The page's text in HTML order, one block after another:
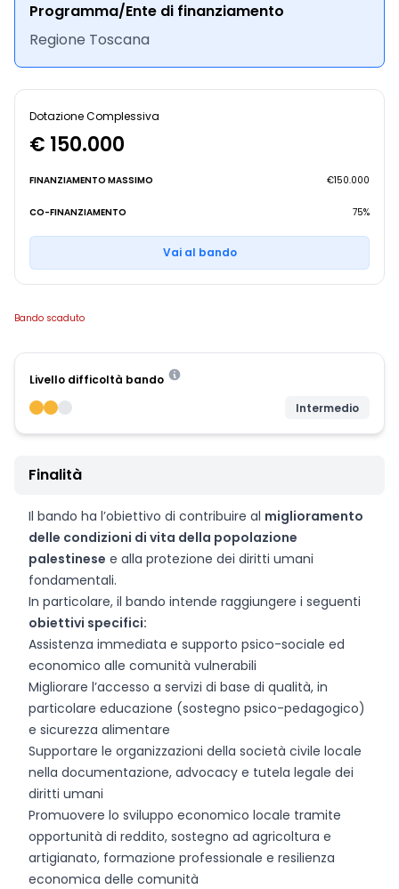
Programma/Ente di finanziamento
Regione Toscana
Dotazione Complessiva
€ 150.000
FINANZIAMENTO MASSIMO €150.000
CO-FINANZIAMENTO 75%
Vai al bando
Bando scaduto
Livello difficoltà bando
Intermedio
Finalità
Il bando ha l’obiettivo di contribuire al miglioramento
delle condizioni di vita della popolazione
palestinese e alla protezione dei diritti umani
fondamentali.
In particolare, il bando intende raggiungere i seguenti
obiettivi specifici:
Assistenza immediata e supporto psico-sociale ed
economico alle comunità vulnerabili
Migliorare l’accesso a servizi di base di qualità, in
particolare educazione (sostegno psico-pedagogico)
e sicurezza alimentare
Supportare le organizzazioni della società civile locale
nella documentazione, advocacy e tutela legale dei
diritti umani
Promuovere lo sviluppo economico locale tramite
opportunità di reddito, sostegno ad agricoltura e
artigianato, formazione professionale e resilienza
economica delle comunità